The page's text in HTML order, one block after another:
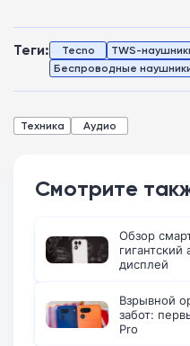
Теги: Tecno
TWS-
Беспроводные
Техника Аудио
Смотрите
Обзор
дисплей
Взрывной
забот:
Pro